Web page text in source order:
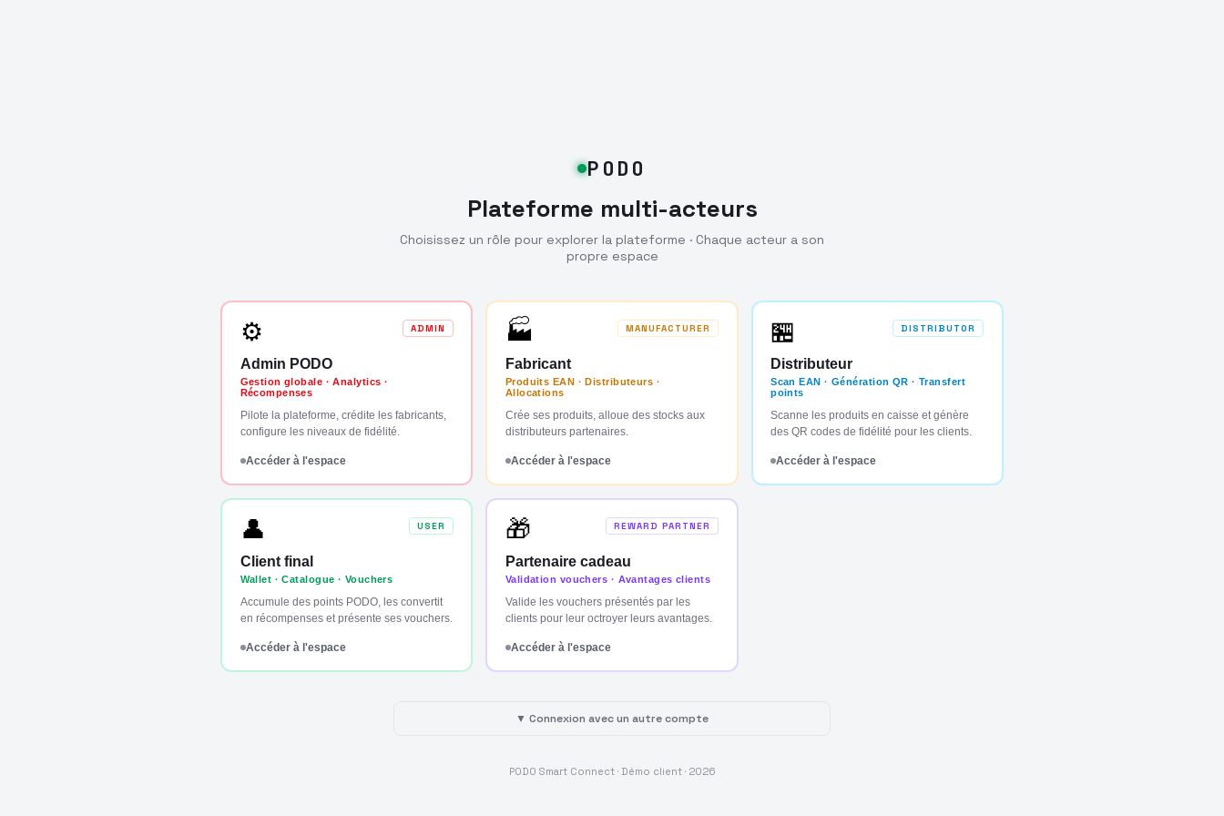
PODO
Plateforme multi-acteurs
Choisissez un rôle pour explorer la plateforme · Chaque acteur a son
propre espace
⚙ ADMIN
Admin PODO
Gestion globale · Analytics ·
Récompenses
Pilote la plateforme, crédite les fabricants,
configure les niveaux de fidélité.
Accéder à l'espace
🏭 MANUFACTURER
Fabricant
Produits EAN · Distributeurs ·
Allocations
Crée ses produits, alloue des stocks aux
distributeurs partenaires.
Accéder à l'espace
🏪 DISTRIBUTOR
Distributeur
Scan EAN · Génération QR · Transfert
points
Scanne les produits en caisse et génère
des QR codes de fidélité pour les clients.
Accéder à l'espace
👤 USER
Client final
Wallet · Catalogue · Vouchers
Accumule des points PODO, les convertit
en récompenses et présente ses vouchers.
Accéder à l'espace
🎁 REWARD PARTNER
Partenaire cadeau
Validation vouchers · Avantages clients
Valide les vouchers présentés par les
clients pour leur octroyer leurs avantages.
Accéder à l'espace
▼ Connexion avec un autre compte
PODO Smart Connect · Démo client · 2026